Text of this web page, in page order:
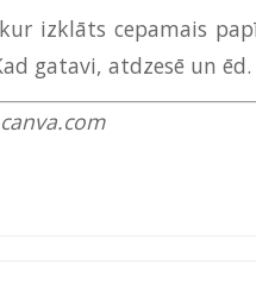
izklāts cepamais
gatavi, atdzesē un ēd.